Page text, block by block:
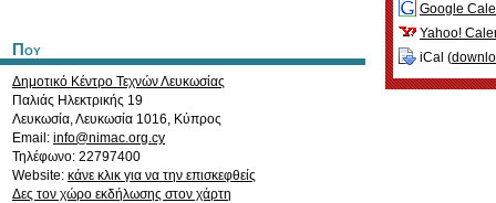
Που
Δημοτικό Κέντρο Τεχνών Λευκωσίας
Παλιάς Ηλεκτρικής 19
Λευκωσία,Λευκωσία 1016, Κύπρος
Email: info@nimac.org.cy
Τηλέφωνο: 22797400
Website: κάνε κλικ για να την επισκεφθείς
Δες τον χώρο εκδήλωσης στον χάρτη
Google
Yahoo!
iCal (